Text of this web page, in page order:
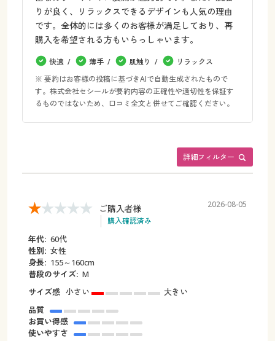
りが良く、リラックスできるデザインも人気の理由
です。全体的には多くのお客様が満足しており、再
購入を希望される方もいらっしゃいます。
快適 薄手 肌触り
リラックス
※ 要約はお客様の投稿に基づきAIで自動生成されたもので
す。株式会社セシールが要約内容の正確性や適切性を保証す
るものではないため、口コミ全文と併せてご確認ください。
詳細フィルター
ご購入者様
購入確認済み
2026-08-05
年代: 60代
性別: 女性
身長: 155～160cm
普段のサイズ: M
サイズ感 小さい
大きい
品質
お買い得感
使いやすさ